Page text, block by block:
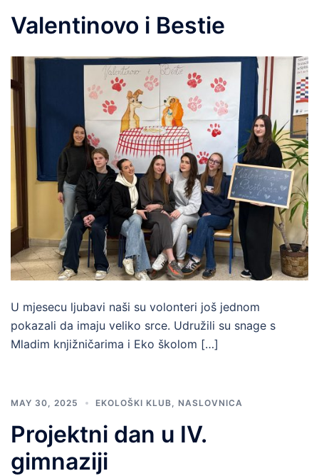
Valentinovo i Bestie
U mjesecu ljubavi naši su volonteri još jednom
pokazali da imaju veliko srce. Udružili su snage s
Mladim knjižničarima i Eko školom […]
MAY 30, 2025 EKOLOŠKI KLUB NASLOVNICA
Projektni dan u IV.
gimnaziji